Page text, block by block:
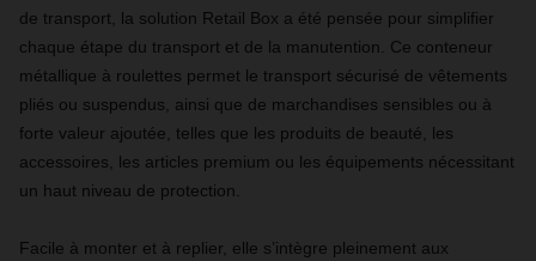
de transport, la solution Retail Box a été pensée pour simplifier
chaque étape du transport et de la manutention. Ce conteneur
métallique à roulettes permet le transport sécurisé de vêtements
pliés ou suspendus, ainsi que de marchandises sensibles ou à
forte valeur ajoutée, telles que les produits de beauté, les
accessoires, les articles premium ou les équipements nécessitant
un haut niveau de protection.
Facile à monter et à replier, elle s’intègre pleinement aux